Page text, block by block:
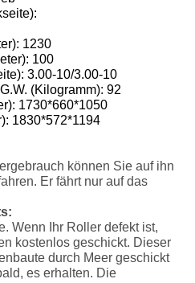
1230
100
3.00-10/3.00-10
(Kilogramm): 92
1730*660*1050
1830*572*1194
können Sie auf ihn
Er fährt nur auf das
Wenn Ihr Roller defekt ist,
kostenlos geschickt. Dieser
durch Meer geschickt
es erhalten. Die